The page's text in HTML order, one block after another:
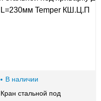
В наличии
Кран стальной под